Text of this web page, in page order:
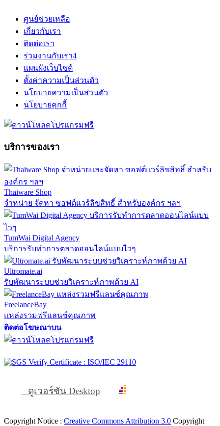
ศูนย์ช่วยเหลือ
เกี่ยวกับเรา
ติดต่อเรา
ร่วมงานกับเรา4
แผนผังเว็บไซต์
ตั้งค่าความเป็นส่วนตัว
นโยบายความเป็นส่วนตัว
นโยบายคุกกี้
บริการของเรา
Thaiware Shop
จำหน่าย จัดหา ซอฟต์แวร์ลิขสิทธิ์ สำหรับองค์กร ฯลฯ
TumWai Digital Agency
บริการรับทำการตลาดออนไลน์แบบไวๆ
Ultromate.ai
รับพัฒนาระบบช่วยวิเคราะห์ภาพด้วย AI
FreelanceBay
แหล่งรวมฟรีแลนซ์คุณภาพ
ติดต่อโฆษณาบน
ดูเวอร์ชัน Desktop
Copyright Notice : Creative Commons Attribution 3.0 Copyright